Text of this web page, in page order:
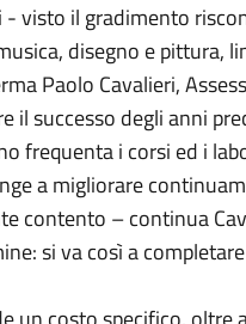
- visto il gradimento
disegno e pittura,
Paolo Cavalieri,
il successo degli anni
frequenta i corsi ed i
a migliorare
contento – continua
si va così a